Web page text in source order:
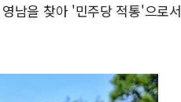
남을 찾아 '민주당 적통'으로서